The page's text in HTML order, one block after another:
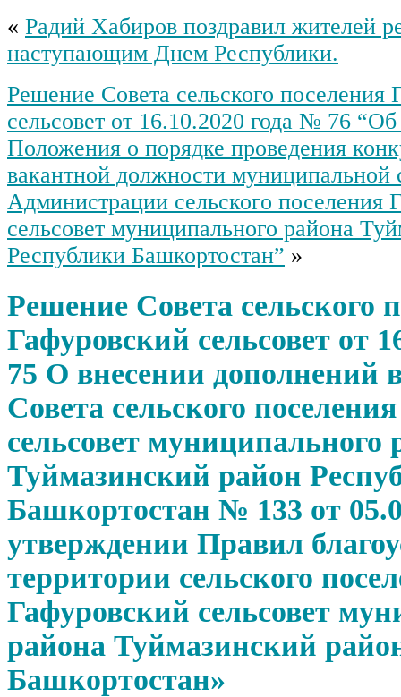
« Радий Хабиров поздравил жителей
наступающим Днем Республики.
Решение Совета сельского поселения
сельсовет от 16.10.2020 года № 76
Положения о порядке проведения
вакантной должности муниципальной
Администрации сельского поселения
сельсовет муниципального района
Республики Башкортостан” »
Решение Совета сельского
Гафуровский сельсовет от
75 О внесении дополнений
Совета сельского
сельсовет муниципального
Туймазинский район
Башкортостан № 133 от
утверждении Правил
территории сельского
Гафуровский сельсовет
района Туймазинский
Башкортостан»